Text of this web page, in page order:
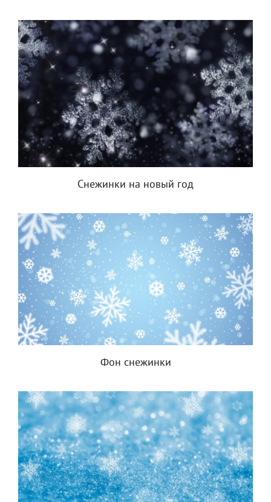
Снежинки на новый год
Фон снежинки